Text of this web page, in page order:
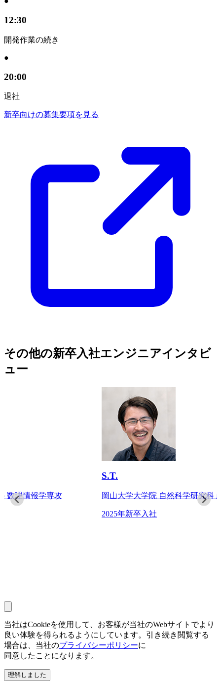
12:30
開発作業の続き
●
20:00
退社
新卒向けの募集要項を見る
その他の新卒入社エンジニアインタビ
ュー
攻 岡山大学大学院 自然科学研究科 産業創成工学
2025年新卒入社
当社はCookieを使用して、 お客様が当社のWebサイトでより
良い体験を得られるように しています。 引き続き閲覧する
場合は、 当社のプライバシーポリシーに
同意したことになります。
理解しました